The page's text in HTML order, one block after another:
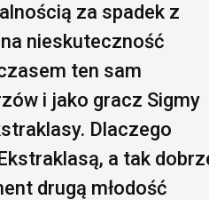
za spadek z
nieskuteczność
ten sam
i jako gracz Sigmy
Dlaczego
a tak
drugą młodość